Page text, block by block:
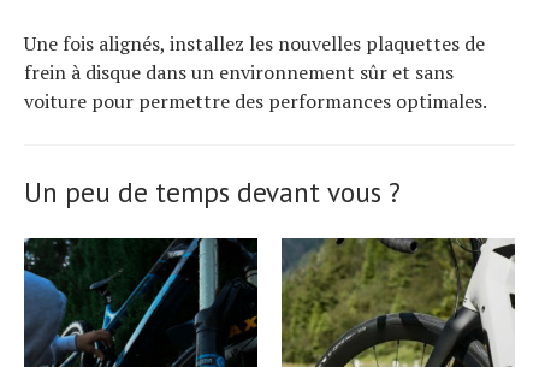
Une fois alignés, installez les nouvelles plaquettes de
frein à disque dans un environnement sûr et sans
voiture pour permettre des performances optimales.
Un peu de temps devant vous ?